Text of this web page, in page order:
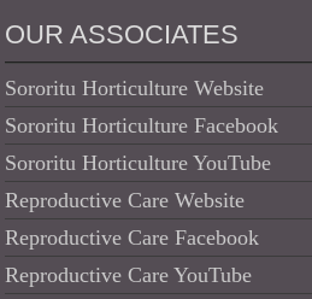
OUR ASSOCIATES
Sororitu Horticulture Website
Sororitu Horticulture Facebook
Sororitu Horticulture YouTube
Reproductive Care Website
Reproductive Care Facebook
Reproductive Care YouTube